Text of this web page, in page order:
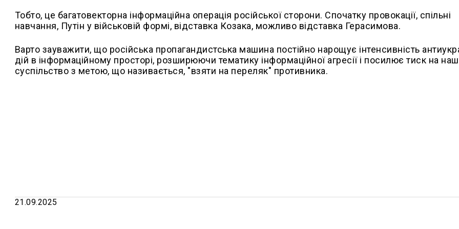
Тобто, це багатовекторна інформаційна операція російської сторони. Спочатку провокації, спільні
навчання, Путін у військовій формі, відставка Козака, можливо відставка Герасимова.
Варто зауважити, що російська пропагандистська машина постійно нарощує інтенсивність
дій в інформаційному просторі, розширюючи тематику інформаційної агресії і посилює тиск на
суспільство з метою, що називається, "взяти на переляк" противника.
21.09.2025